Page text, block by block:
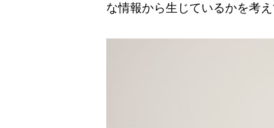
な情報から生じているかを考